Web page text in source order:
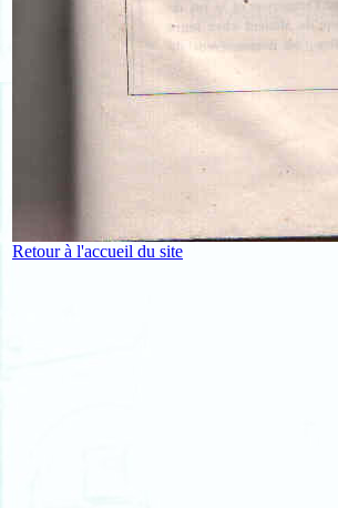
Retour à l'accueil du site